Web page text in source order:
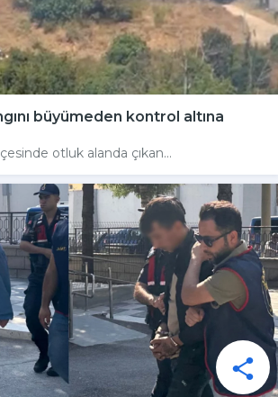
büyümeden kontrol altına
otluk alanda çıkan...